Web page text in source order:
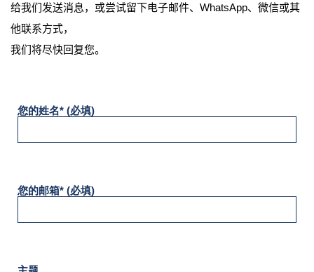
给我们发送消息，或尝试留下电子邮件、WhatsApp、微信或其
他联系方式，
我们将尽快回复您。
您的姓名* (必填)
您的邮箱* (必填)